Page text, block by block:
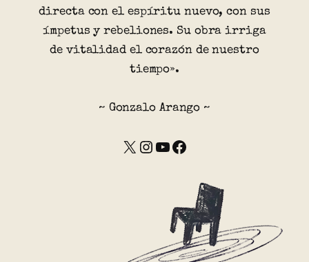
directa con el espíritu nuevo, con sus
ímpetus y rebeliones. Su obra irriga
de vitalidad el corazón de nuestro
tiempo».
~ Gonzalo Arango ~
X Instagram YouTube Facebook